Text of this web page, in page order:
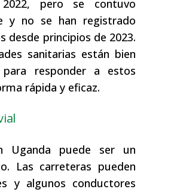
pero se contuvo
y no se han registrado
desde principios de 2023.
sanitarias están bien
para responder a estos
rápida y eficaz.
Uganda puede ser un
Las carreteras pueden
y algunos conductores